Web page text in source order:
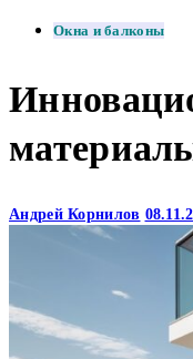
Окна и балконы
Андрей Корнилов